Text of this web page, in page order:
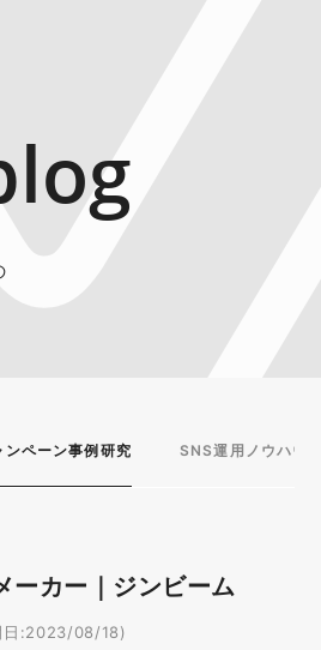
ンペーン事例研究 SNS運用ノウハウ
ーカー｜ジンビーム
:2023/08/18)